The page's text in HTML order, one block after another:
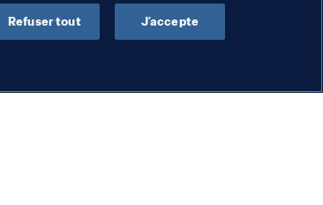
Refuser tout J’accepte